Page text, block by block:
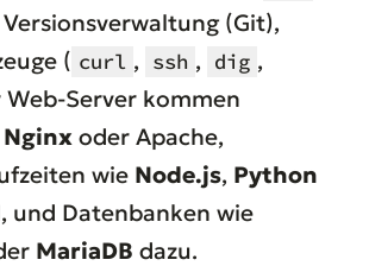
Versionsverwaltung (Git),
( curl , ssh , dig ,
Web-Server kommen
Nginx oder Apache,
wie Node.js, Python
, und Datenbanken wie
MariaDB dazu.